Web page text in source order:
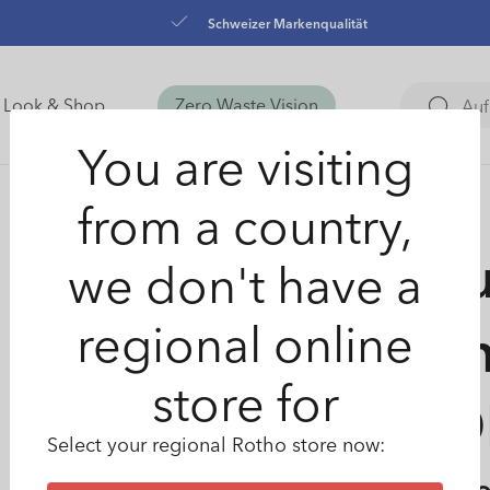
Schweizer Markenqualität
Look & Shop Zero Waste Vision
You are visiting
from a country,
we don't have a
regional online
store for
Select your regional Rotho store now: